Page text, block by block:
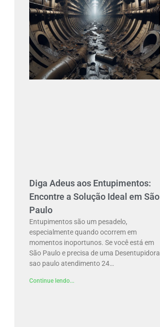
Diga Adeus aos Entupimentos:
Encontre a Solução Ideal em São
Paulo
Entupimentos são um pesadelo,
especialmente quando ocorrem em
momentos inoportunos. Se você está em
São Paulo e precisa de uma Desentupidora
sao paulo atendimento 24…
Continue lendo...